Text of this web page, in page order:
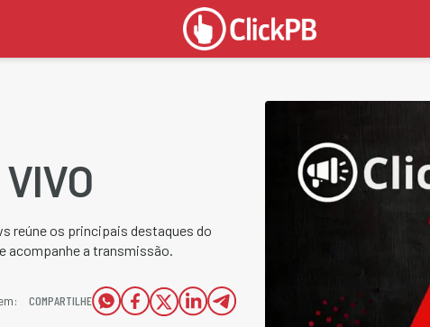
reúne os principais destaques do
acompanhe a transmissão.
COMPARTILHE